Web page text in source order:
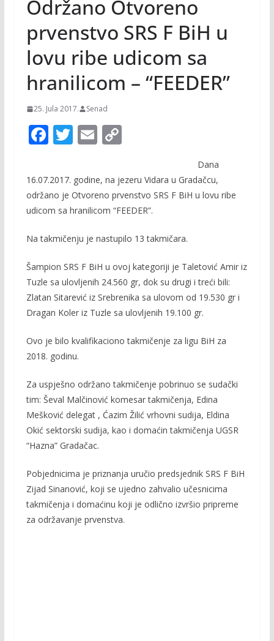
Održano Otvoreno
prvenstvo SRS F BiH u
lovu ribe udicom sa
hranilicom – “FEEDER”
25. Jula 2017. Senad
F
e
b
o
o
T
itt
er
E
ai
l
C
p
y
Li
n
Dana
16.07.2017. godine, na jezeru Vidara u Gradačcu,
održano je Otvoreno prvenstvo SRS F BiH u lovu ribe
udicom sa hranilicom “FEEDER”.
Na takmičenju je nastupilo 13 takmičara.
Šampion SRS F BiH u ovoj kategoriji je Taletović Amir iz
Tuzle sa ulovljenih 24.560 gr, dok su drugi i treći bili:
Zlatan Sitarević iz Srebrenika sa ulovom od 19.530 gr i
Dragan Koler iz Tuzle sa ulovljenih 19.100 gr.
Ovo je bilo kvalifikaciono takmičenje za ligu BiH za
2018. godinu.
Za uspješno održano takmičenje pobrinuo se sudački
tim: Ševal Malčinović komesar takmičenja, Edina
Mešković delegat , Ćazim Žilić vrhovni sudija, Eldina
Okić sektorski sudija, kao i domaćin takmičenja UGSR
“Hazna” Gradačac.
Pobjednicima je priznanja uručio predsjednik SRS F BiH
Zijad Sinanović, koji se ujedno zahvalio učesnicima
takmičenja i domaćinu koji je odlično izvršio pripreme
za održavanje prvenstva.